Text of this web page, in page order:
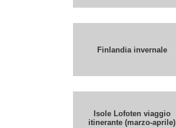
Finlandia invernale
Isole Lofoten viaggio
itinerante (marzo-aprile)